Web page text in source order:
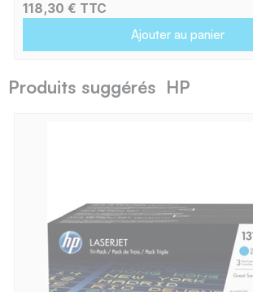
118,30 € TTC
Ajouter au panier
Produits suggérés HP